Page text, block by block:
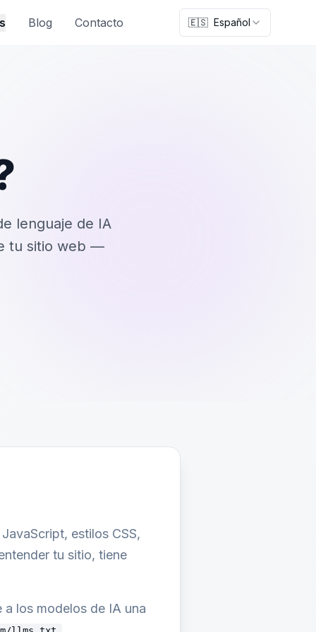
Blog Contacto 🇪🇸 Español
lenguaje de IA
tu sitio web —
estilos CSS,
tu sitio, tiene
los modelos de IA una